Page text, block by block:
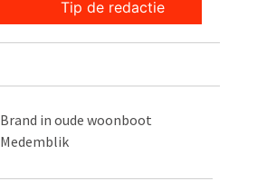
Tip de redactie
Brand in oude woonboot
Medemblik